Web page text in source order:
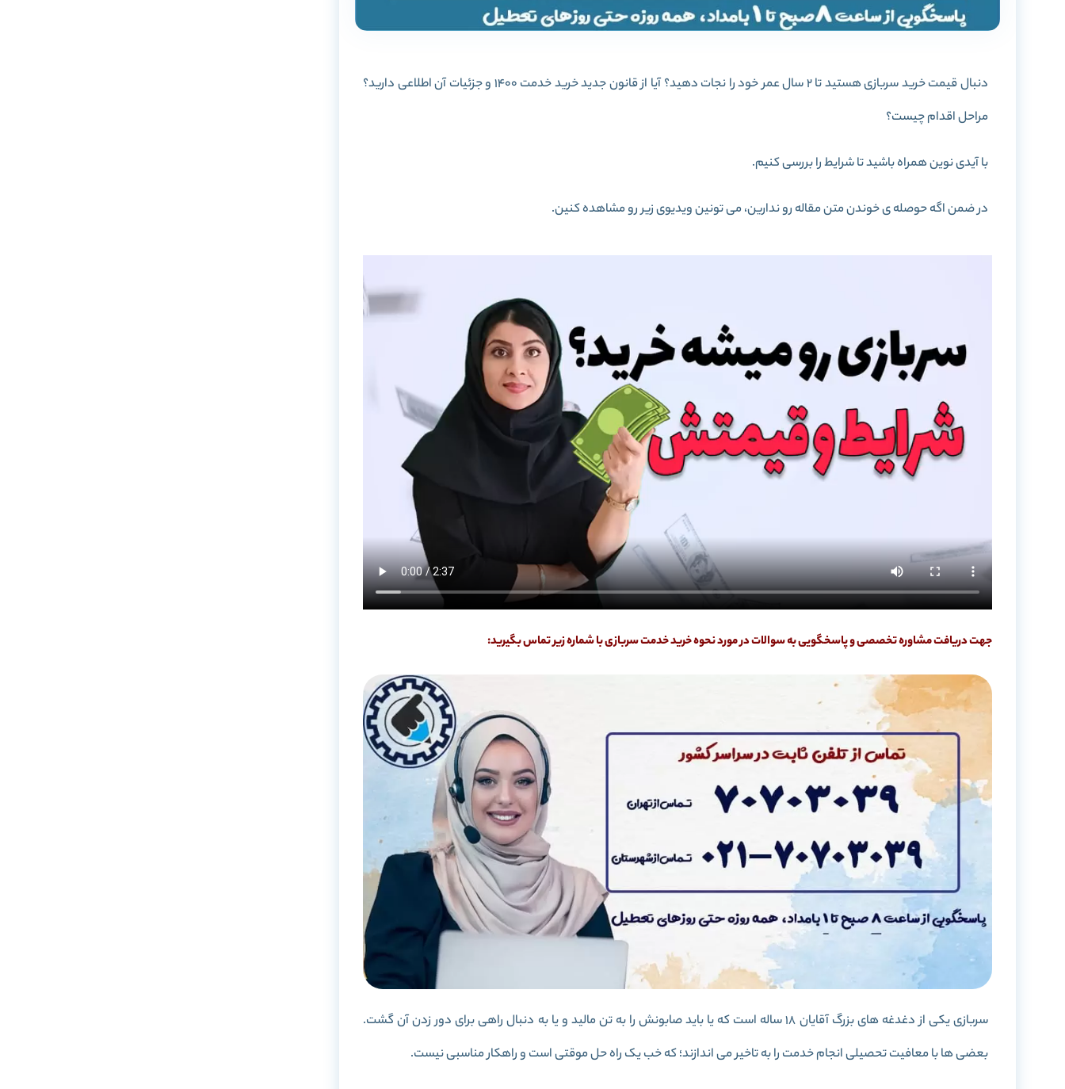
دنبال قیمت خرید سربازی هستید تا 2 سال عمر خود را نجات دهید؟ آیا از قانون جدید خرید خدمت 1400 و جزئیات آن اطلاعی دارید؟
مراحل اقدام چیست؟
با آیدی نوین همراه باشید تا شرایط را بررسی کنیم.
در ضمن اگه حوصله ی خوندن متن مقاله رو ندارین، می تونین ویدیوی زیر رو مشاهده کنین.
جهت دریافت مشاوره تخصصی و پاسخگویی به سوالات در مورد نحوه خرید خدمت سربازی با شماره زیر تماس بگیرید:
سربازی یکی از دغدغه های بزرگ آقایان 18 ساله است که یا باید صابونش را به تن مالید و یا به دنبال راهی برای دور زدن آن گشت.
بعضی ها با معافیت تحصیلی انجام خدمت را به تاخیر می اندازند؛ که خب یک راه حل موقتی است و راهکار مناسبی نیست.